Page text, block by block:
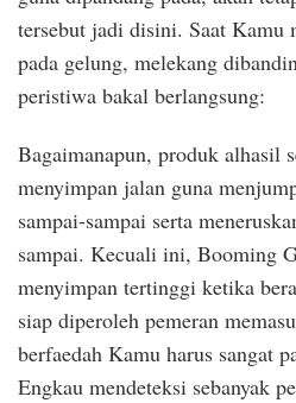
tersebut jadi disini. Saat Kamu
pada gelung, melekang
peristiwa bakal berlangsung:
Bagaimanapun, produk alhasil
menyimpan jalan guna
sampai-sampai serta
sampai. Kecuali ini, Booming
menyimpan tertinggi ketika
siap diperoleh pemeran
berfaedah Kamu harus sangat
Engkau mendeteksi sebanyak